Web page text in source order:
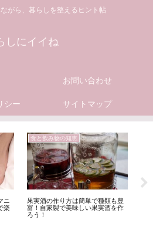
がら、暮らしを整えるヒント帖
しにイイね
お問い合わせ
シー サイトマップ
ニ
楽
食と飲み物の知恵
果実酒の作り方は簡単で種類も豊
富！自家製で美味しい果実酒を作
ろう！